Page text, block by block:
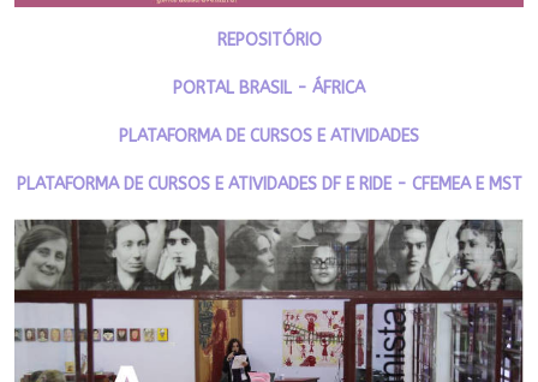
REPOSITÓRIO
PORTAL BRASIL - ÁFRICA
PLATAFORMA DE CURSOS E ATIVIDADES
PLATAFORMA DE CURSOS E ATIVIDADES DF E RIDE - CFEMEA E MST